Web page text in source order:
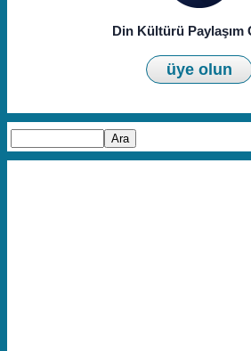
Din Kültürü Paylaşım
üye olun